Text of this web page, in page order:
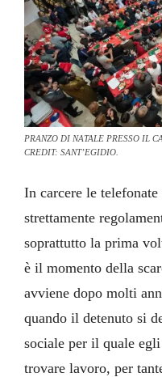
PRANZO DI NATALE PRESSO IL
CREDIT: SANT’EGIDIO.
In carcere le
strettamente
soprattutto la prima
è il momento della
avviene dopo molti
quando il detenuto si
sociale per il quale
trovare lavoro, per